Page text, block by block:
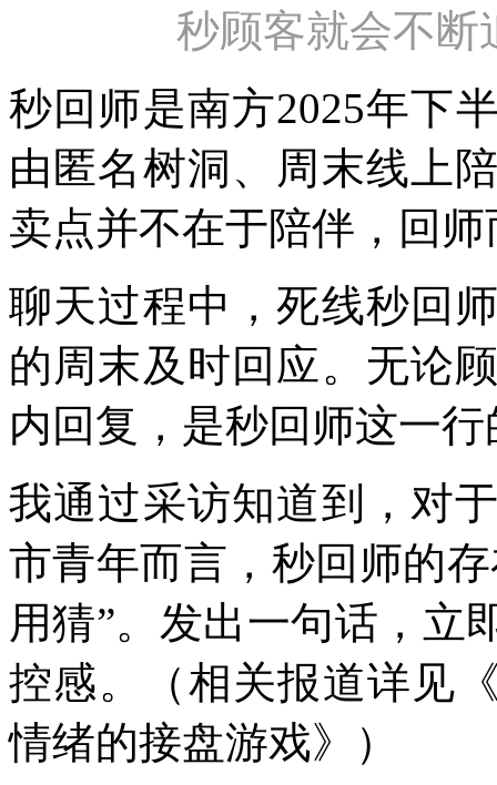
秒顾客就会不断
秒回师是南方2025年下
由匿名树洞、周末线上
卖点并不在于陪伴，回
聊天过程中，死线秒回
的周末及时回应。无论
内回复，是秒回师这一
我通过采访知道到，对
市青年而言，秒回师的
用猜”。发出一句话，立
控感。（相关报道详见
情绪的接盘游戏》）